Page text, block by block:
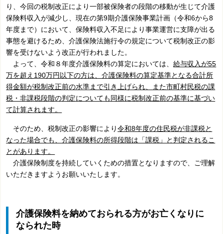
り、今回の税制改正により一部被保険者の段階の移動が生じて介護
保険料収入が減少し、現在の第9期介護保険事業計画（令和6から8
年度まで）において、保険料収入不足により事業運営に支障が出る
事態を避けるため、介護保険法施行令の規定について税制改正の影
響を受けないよう改正が行われました。
よって、令和８年度介護保険料の算定においては、給与収入が55
万を超え190万円以下の方は、介護保険料の算定基準となる合計所
得金額が税制改正前の水準まで引き上げられ、また市町村民税の課
税・非課税段階の判定についても同様に税制改正前の基準に基づい
て計算されます。
そのため、税制改正の影響により令和8年度の住民税が非課税と
なった場合でも、介護保険料の所得段階は「課税」と判定されるこ
とがあります。
介護保険制度を持続していくための措置となりますので、ご理解
いただきますようお願いいたします。
介護保険料を納めておられる方がお亡くなりに
なられた時